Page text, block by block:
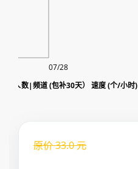
人数|频道 (包补30天） 速度 (个/小时)
07/28
原价33.0元